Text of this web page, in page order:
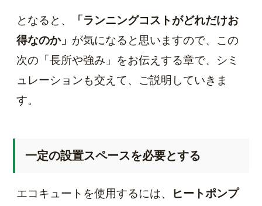
となると、
「ランニングコストがどれだけお
得なのか」 が気になると思いますので、この
次の「長所や強み」をお伝えする章で、シミ
ュレーションも交えて、ご説明していきま
す。
一定の設置スペースを必要とする
エコキュートを使用するには、
ヒートポンプ